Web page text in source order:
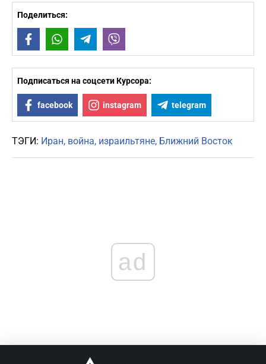
Поделиться:
FacebookWhatsAppTelegram
Подписаться на соцсети Курсора:
facebook instagram telegram
ТЭГИ: Иран война израильтяне Ближний Восток
ad